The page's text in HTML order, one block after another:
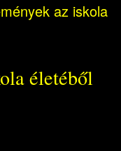
az iskola
életéből